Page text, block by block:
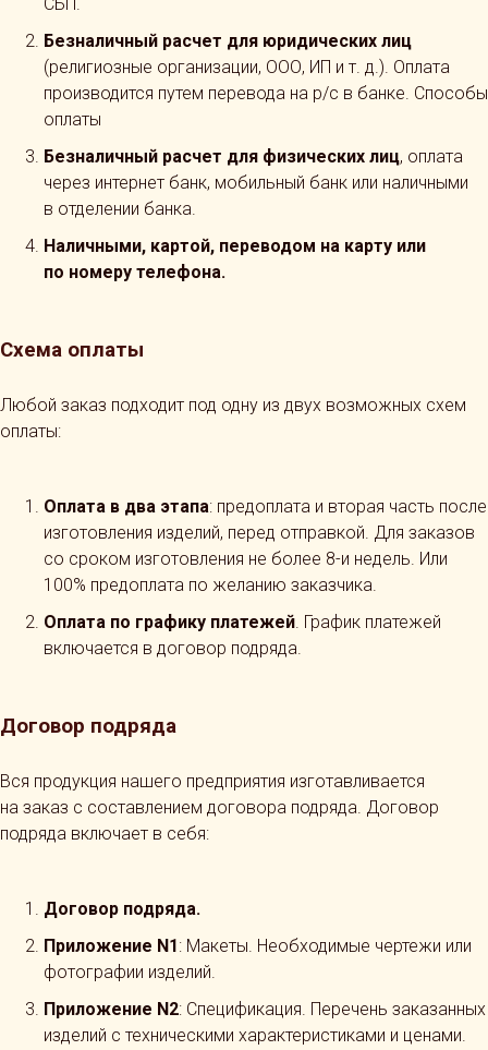
Безналичный расчет для юридических лиц
(религиозные организации, ООО, ИП и т. д.). Оплата
производится путем перевода на р/с в банке. Способы
оплаты
Безналичный расчет для физических лиц, оплата
через интернет банк, мобильный банк или наличными
в отделении банка.
Наличными, картой, переводом на карту или
по номеру телефона.
Схема оплаты
Любой заказ подходит под одну из двух возможных схем
оплаты:
Оплата в два этапа: предоплата и вторая часть после
изготовления изделий, перед отправкой. Для заказов
со сроком изготовления не более 8-и недель. Или
100% предоплата по желанию заказчика.
Оплата по графику платежей. График платежей
включается в договор подряда.
Договор подряда
Вся продукция нашего предприятия изготавливается
на заказ с составлением договора подряда. Договор
подряда включает в себя:
Договор подряда.
Приложение N1: Макеты. Необходимые чертежи или
фотографии изделий.
Приложение N2: Спецификация. Перечень заказанных
изделий с техническими характеристиками и ценами.